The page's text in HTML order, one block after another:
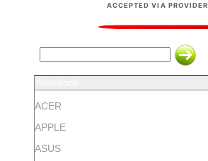
ACCEPTED VIA PROVIDER
ACER
APPLE
ASUS